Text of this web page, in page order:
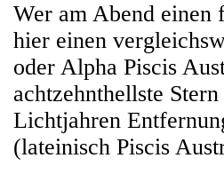
Wer am Abend einen
hier einen
oder Alpha Piscis
achtzehnthellste
Lichtjahren
(lateinisch Piscis